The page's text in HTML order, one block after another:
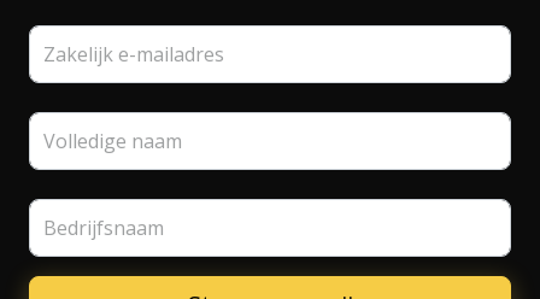
Zakelijk e-mailadres
Volledige naam
Bedrijfsnaam